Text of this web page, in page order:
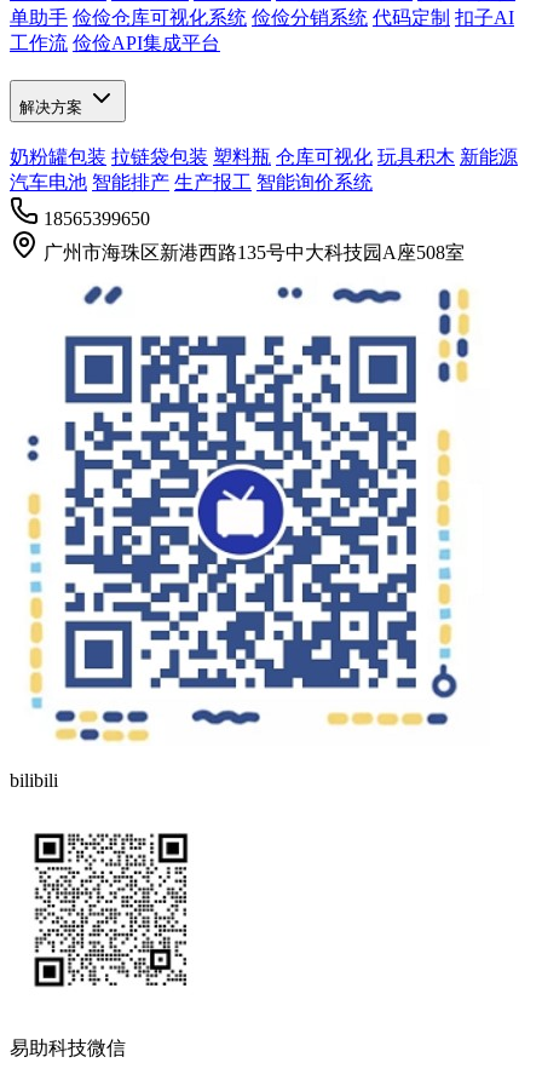
单助手 俭俭仓库可视化系统 俭俭分销系统 代码定制 扣子AI
工作流 俭俭API集成平台
解决方案
奶粉罐包装 拉链袋包装 塑料瓶 仓库可视化 玩具积木 新能源
汽车电池 智能排产 生产报工 智能询价系统
18565399650
广州市海珠区新港西路135号中大科技园A座508室
bilibili
易助科技微信